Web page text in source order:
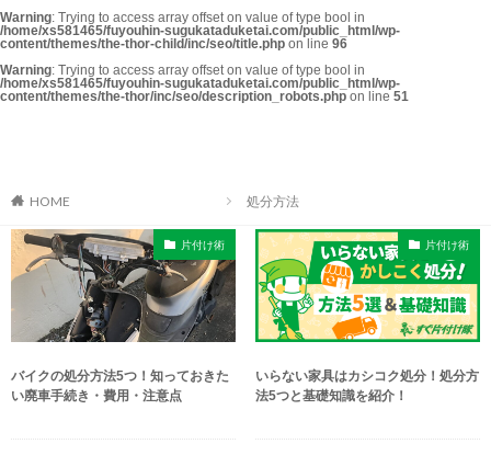
Warning: Trying to access array offset on value of type bool in
/home/xs581465/fuyouhin-sugukataduketai.com/public_html/wp-
content/themes/the-thor-child/inc/seo/title.php on line 96
Warning: Trying to access array offset on value of type bool in
/home/xs581465/fuyouhin-sugukataduketai.com/public_html/wp-
content/themes/the-thor/inc/seo/description_robots.php on line 51
HOME 処分方法
片付け術
バイクの処分方法5つ！知っておきた
い廃車手続き・費用・注意点
片付け術
いらない家具はカシコク処分！処分方
法5つと基礎知識を紹介！